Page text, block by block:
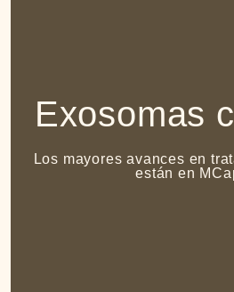
Exosomas
Los mayores avances en
están en